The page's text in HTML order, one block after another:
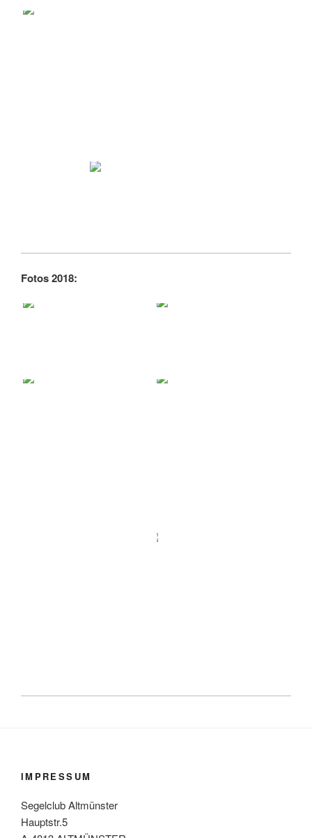
Fotos 2018:
IMPRESSUM
Segelclub Altmünster
Hauptstr.5